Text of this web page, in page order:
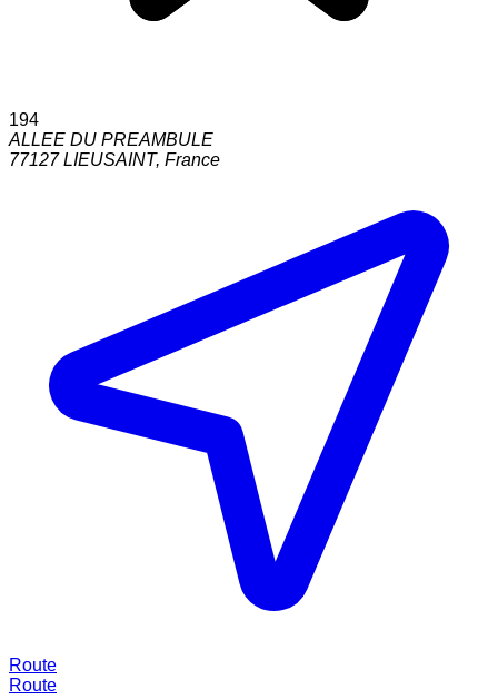
194
ALLEE DU PREAMBULE
77127 LIEUSAINT, France
Route
Route